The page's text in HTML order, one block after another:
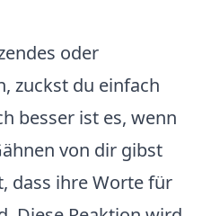
oder
zuckst du einfach
besser ist es, wenn
von dir gibst
dass ihre Worte für